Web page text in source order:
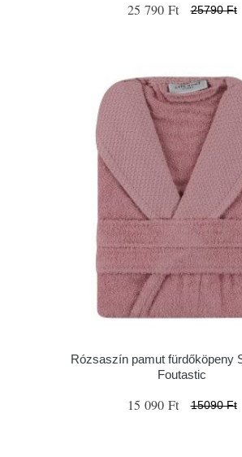
25 790 Ft 25790 Ft
Rózsaszín pamut fürdőköpeny
Foutastic
15 090 Ft 15090 Ft